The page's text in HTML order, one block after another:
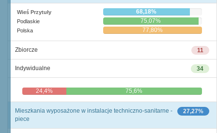
Wieś Przytuły 68,18%
Podlaskie 75,07%
Polska 77,80%
11
Zbiorcze
34
Indywidualne
24,4% 75,6%
27,27%
Mieszkania wyposażone w instalacje techniczno-sanitarne -
piece